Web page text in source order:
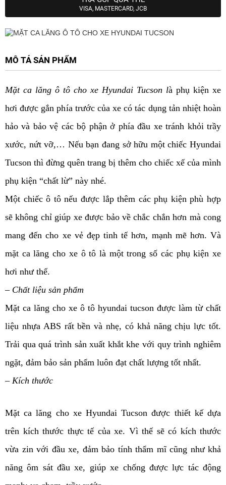
VISA, MASTERCARD, JCB
MÔ TẢ SẢN PHẨM
Mặt ca lăng ô tô cho xe Hyundai Tucson là phụ kiện xe
hơi được gắn phía trước của xe có tác dụng tản nhiệt hoàn
hảo và bảo vệ các bộ phận ở phía đầu xe tránh khỏi trầy
xước, nứt vỡ,… Nếu bạn đang sở hữu một chiếc Hyundai
Tucson thì đừng quên trang bị thêm cho chiếc xế của mình
phụ kiện “chất lừ” này nhé.
Một chiếc ô tô nếu được lắp thêm các phụ kiện phù hợp
sẽ không chỉ giúp xe được bảo về chắc chắn hơn mà cong
mang đến cho xe vẻ đẹp tinh tế hơn, mạnh mẽ hơn. Và
mặt ca lăng cho xe ô tô là một trong số các phụ kiện xe
hơi như thế.
– Chất liệu sản phẩm
Mặt ca lăng cho xe ô tô hyundai tucson được làm từ chất
liệu nhựa ABS rất bền và nhẹ, có khả năng chịu lực tốt.
Trải qua quá trình sản xuất khắt khe với quy trình nghiêm
ngặt, đảm bảo sản phẩm luôn đạt chất lượng tốt nhất.
– Kích thước
Mặt ca lăng cho xe Hyundai Tucson được thiết kế dựa
trên kích thước thực tế của xe. Vì thế sẽ có kích thước
vừa zin với đầu xe, đảm bảo tính thẩm mĩ cũng như khả
năng ôm sát đầu xe, giúp xe chống được lực tác động